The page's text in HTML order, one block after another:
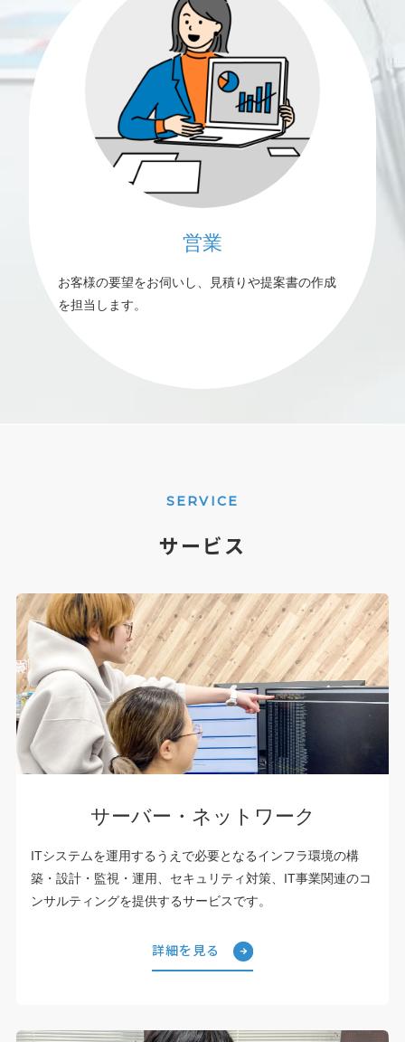
営業
お客様の要望をお伺いし、見積りや提案書の作成
を担当します。
SERVICE
サービス
サーバー・ネットワーク
ITシステムを運用するうえで必要となるインフラ環境の構
築・設計・監視・運用、セキュリティ対策、IT事業関連のコ
ンサルティングを提供するサービスです。
詳細を見る